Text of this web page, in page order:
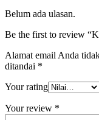
Belum ada ulasan.
Be the first to review
Alamat email Anda
ditandai *
Your rating
Your review *